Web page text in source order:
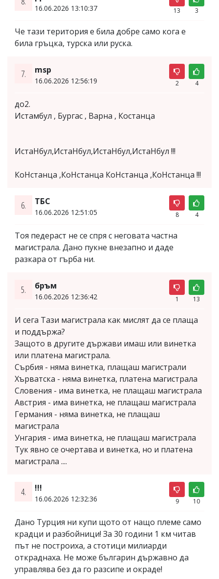
16.06.2026 13:10:37 13 3
Че тази територия е била добре само кога е
била гръцка, турска или руска.
7. msp
16.06.2026 12:56:19 2 4
до2.
Истамбул , Бургас , Варна , Костанца
ИстаНбул,ИстаНбул,ИстаНбул,ИстаНбул !!!
КоНстанца ,КоНстанца КоНстанца ,КоНстанца !!!
6. ТБС
16.06.2026 12:51:05 8 4
Тоя педераст не се спря с неговата частна
магистрала. Дано пукне внезапно и даде
разкара от гърба ни.
5. бръм
16.06.2026 12:36:42 1 13
И сега Тази магистрала как мислят да се плаща
и поддържа?
Защото в другите държави имаш или винетка
или платена магистрала.
Сърбия - няма винетка, плащаш магистрали
Хърватска - няма винетка, платена магистрала
Словения - има винетка, не плащаш магистрала
Австрия - има винетка, не плащаш магистрала
Германия - няма винетка, не плащаш
магистрала
Унгария - има винетка, не плащаш магистрала
Тук явно се очертава и винетка, но и платена
магистрала ....
4. !!!
16.06.2026 12:32:36 9 10
Дано Турция ни купи щото от нащо племе само
крадци и разбойници! За 30 години 1 км читав
път не построиха, а стотици милиарди
откраднаха. Не може българин държавно да
управлява без да го разсипе и окраде!